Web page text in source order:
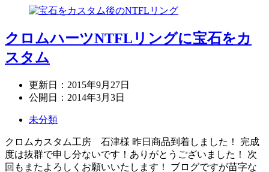
クロムハーツNTFLリングに宝石をカ
スタム
更新日： 2015年9月27日
公開日： 2014年3月3日
未分類
クロムカスタム工房 石津様 昨日商品到着しました！ 完成
度は抜群で申し分ないです！ありがとうございました！ 次
回もまたよろしくお願いいたします！ ブログですが苗字な